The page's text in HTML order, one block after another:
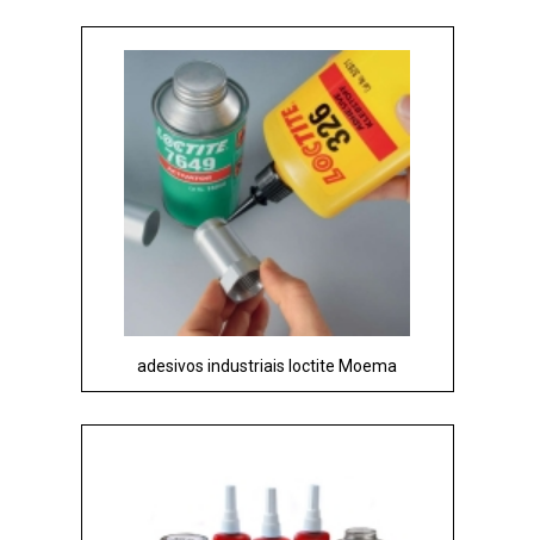
adesivos industriais loctite Moema